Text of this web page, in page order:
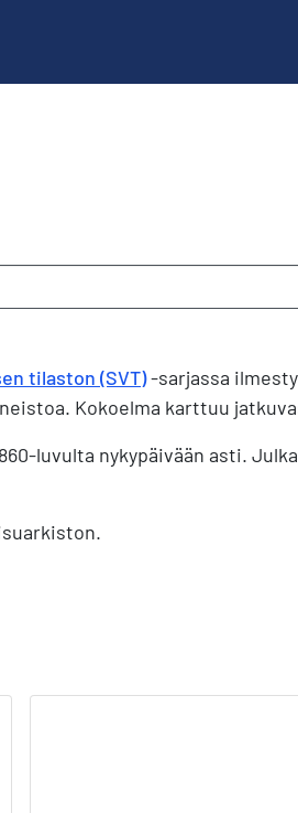
tilaston (SVT)-sarjassa
Kokoelma karttuu
luvulta nykypäivään asti.